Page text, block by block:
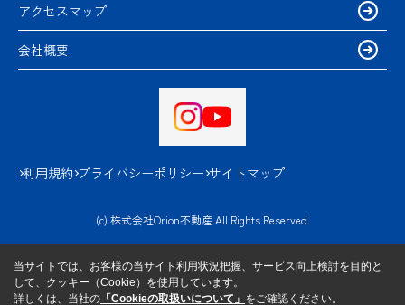
アクセスマップ
会社概要
利用規約 プライバシーポリシー サイトマップ
(c) 株式会社Orion不動産 All Rights Reserved.
当サイトでは、お客様の当サイト利用状況把握、サービス向上検討を目的と
して、クッキー（Cookie）を使用しています。
詳しくは、当社の 「Cookieの取扱いについて」 をご確認ください。